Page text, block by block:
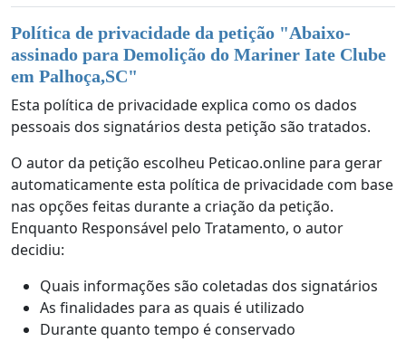
Política de privacidade da petição "Abaixo-
assinado para Demolição do Mariner Iate Clube
em Palhoça,SC"
Esta política de privacidade explica como os dados
pessoais dos signatários desta petição são tratados.
O autor da petição escolheu Peticao.online para gerar
automaticamente esta política de privacidade com base
nas opções feitas durante a criação da petição.
Enquanto Responsável pelo Tratamento, o autor
decidiu:
Quais informações são coletadas dos signatários
As finalidades para as quais é utilizado
Durante quanto tempo é conservado